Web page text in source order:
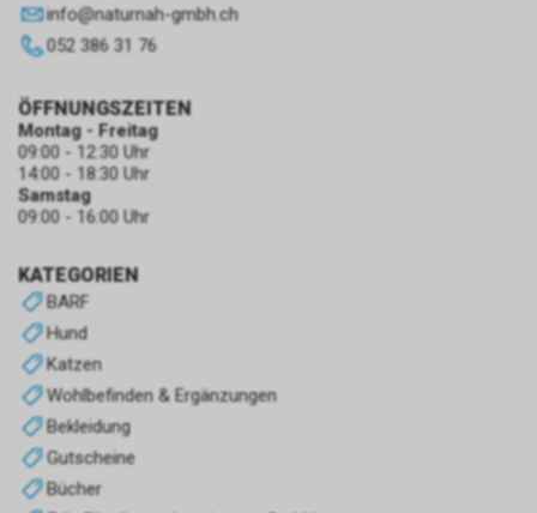
info@naturnah-gmbh.ch
052 386 31 76
KATEGORIEN
BARF
Hund
Katzen
Wohlbefinden & Ergänzungen
Bekleidung
Gutscheine
Bücher
ÖFFNUNGSZEITEN
Montag - Freitag
09:00 - 12:30 Uhr
14:00 - 18:30 Uhr
Samstag
09:00 - 16:00 Uhr